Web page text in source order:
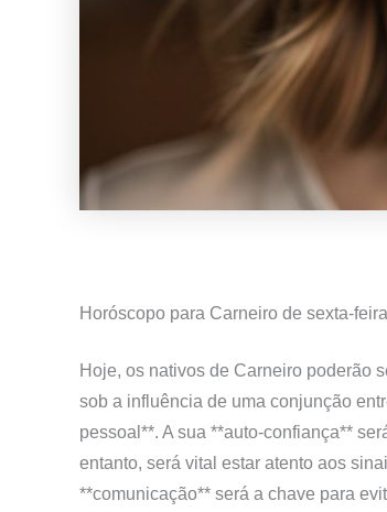
Horóscopo para Carneiro de sexta-feira
Hoje, os nativos de Carneiro poderão
sob a influência de uma conjunção
pessoal**. A sua **auto-confiança**
entanto, será vital estar atento aos
**comunicação** será a chave para